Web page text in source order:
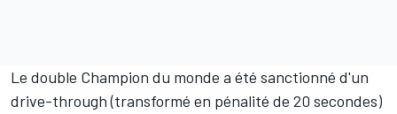
Le double Champion du monde a été sanctionné d'un
drive-through (transformé en pénalité de 20 secondes)